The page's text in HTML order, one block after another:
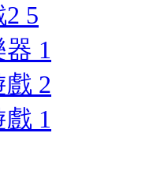
5
器 1
戲 2
戲 1